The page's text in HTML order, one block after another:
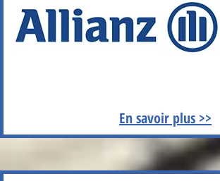
En savoir plus >>